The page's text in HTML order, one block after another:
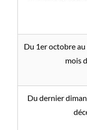
Du 1er octobre
mois
Du dernier